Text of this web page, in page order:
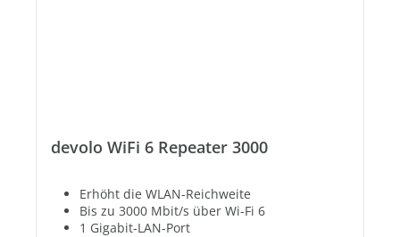
devolo WiFi 6 Repeater 3000
Erhöht die WLAN-Reichweite
Bis zu 3000 Mbit/s über Wi-Fi 6
1 Gigabit-LAN-Port